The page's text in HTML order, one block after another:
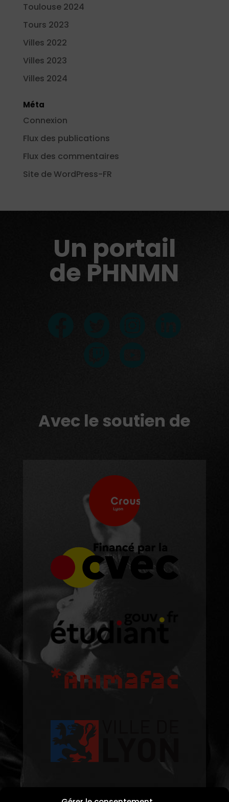
Toulouse 2024
Tours 2023
Villes 2022
Villes 2023
Villes 2024
Méta
Connexion
Flux des publications
Flux des commentaires
Site de WordPress-FR
Un portail
de PHNMN
Avec le soutien de